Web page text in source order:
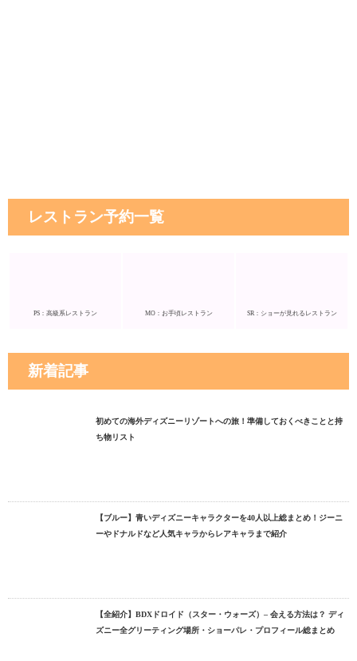
レストラン予約一覧
PS：高級系レストラン MO：お手頃レストラン SR：ショーが見れるレストラン
新着記事
初めての海外ディズニーリゾートへの旅！準備しておくべきことと持
ち物リスト
【ブルー】青いディズニーキャラクターを40人以上総まとめ！ジーニ
ーやドナルドなど人気キャラからレアキャラまで紹介
【全紹介】BDXドロイド（スター・ウォーズ）– 会える方法は？ ディ
ズニー全グリーティング場所・ショーパレ・プロフィール総まとめ